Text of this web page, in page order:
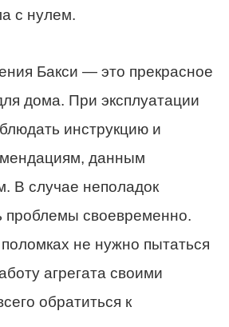
с нулем.
Бакси — это прекрасное
дома. При эксплуатации
инструкцию и
данным
В случае неполадок
проблемы своевременно.
не нужно пытаться
агрегата своими
обратиться к